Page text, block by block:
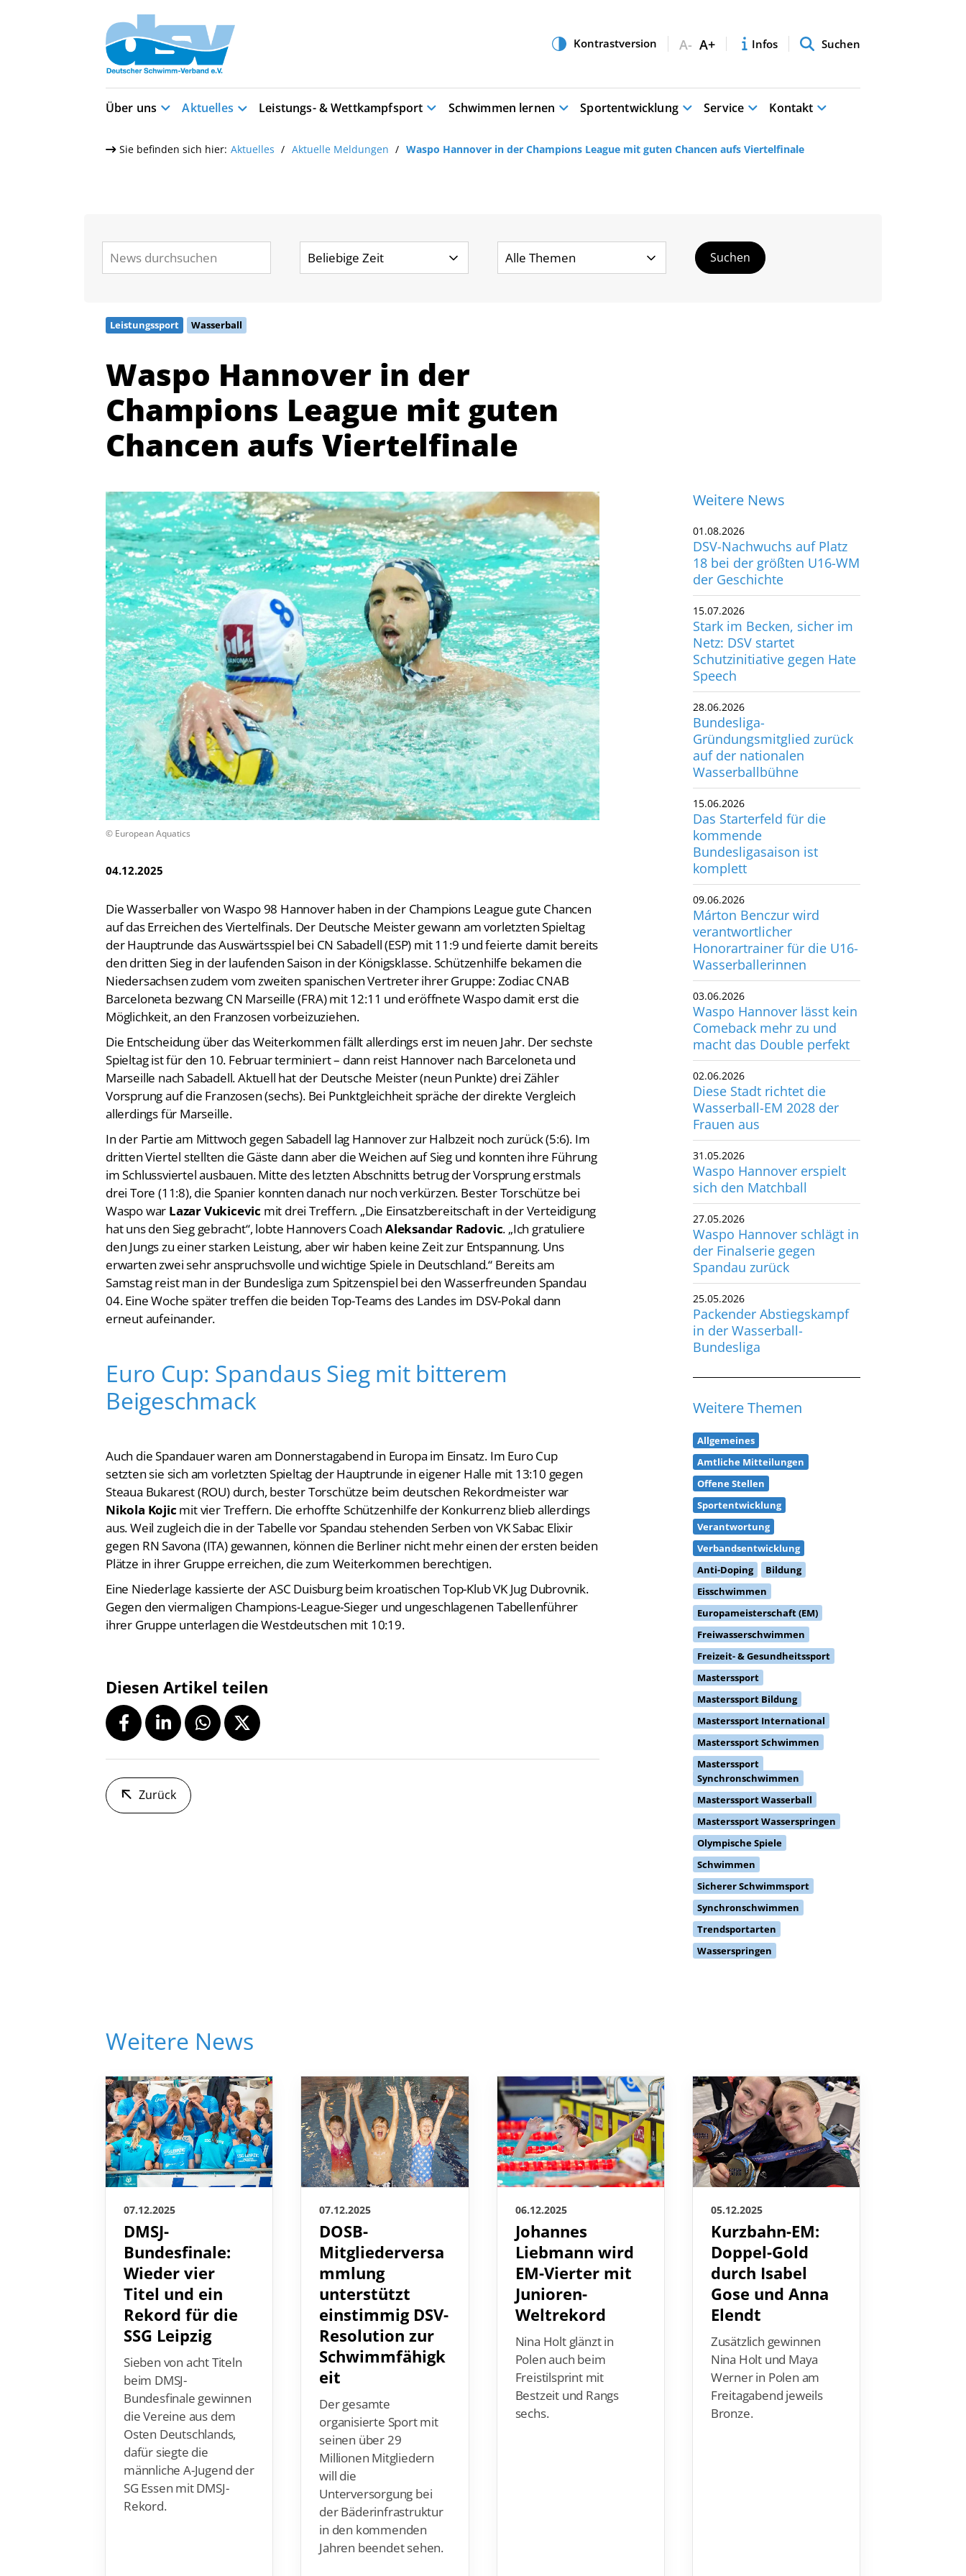
A- A+ Infos Suchen
Über uns Aktuelles Leistungs- & Wettkampfsport Schwimmen lernen Sportentwicklung Service Kontakt
Sie befinden sich hier: Aktuelles Aktuelle Meldungen Waspo Hannover in der Champions League mit guten Chancen aufs Viertelfinale
Leistungssport Wasserball
Waspo Hannover in der
Champions League mit guten
Chancen aufs Viertelfinale
© European Aquatics
04.12.2025
Die Wasserballer von Waspo 98 Hannover haben in der Champions League gute Chancen
auf das Erreichen des Viertelfinals. Der Deutsche Meister gewann am vorletzten Spieltag
der Hauptrunde das Auswärtsspiel bei CN Sabadell (ESP) mit 11:9 und feierte damit bereits
den dritten Sieg in der laufenden Saison in der Königsklasse. Schützenhilfe bekamen die
Niedersachsen zudem vom zweiten spanischen Vertreter ihrer Gruppe: Zodiac CNAB
Barceloneta bezwang CN Marseille (FRA) mit 12:11 und eröffnete Waspo damit erst die
Möglichkeit, an den Franzosen vorbeizuziehen.
Die Entscheidung über das Weiterkommen fällt allerdings erst im neuen Jahr. Der sechste
Spieltag ist für den 10. Februar terminiert – dann reist Hannover nach Barceloneta und
Marseille nach Sabadell. Aktuell hat der Deutsche Meister (neun Punkte) drei Zähler
Vorsprung auf die Franzosen (sechs). Bei Punktgleichheit spräche der direkte Vergleich
allerdings für Marseille.
In der Partie am Mittwoch gegen Sabadell lag Hannover zur Halbzeit noch zurück (5:6). Im
dritten Viertel stellten die Gäste dann aber die Weichen auf Sieg und konnten ihre Führung
im Schlussviertel ausbauen. Mitte des letzten Abschnitts betrug der Vorsprung erstmals
drei Tore (11:8), die Spanier konnten danach nur noch verkürzen. Bester Torschütze bei
Waspo war Lazar Vukicevic mit drei Treffern. „Die Einsatzbereitschaft in der Verteidigung
hat uns den Sieg gebracht“, lobte Hannovers Coach Aleksandar Radovic. „Ich gratuliere
den Jungs zu einer starken Leistung, aber wir haben keine Zeit zur Entspannung. Uns
erwarten zwei sehr anspruchsvolle und wichtige Spiele in Deutschland.“ Bereits am
Samstag reist man in der Bundesliga zum Spitzenspiel bei den Wasserfreunden Spandau
04. Eine Woche später treffen die beiden Top-Teams des Landes im DSV-Pokal dann
erneut aufeinander.
Euro Cup: Spandaus Sieg mit bitterem
Beigeschmack
Auch die Spandauer waren am Donnerstagabend in Europa im Einsatz. Im Euro Cup
setzten sie sich am vorletzten Spieltag der Hauptrunde in eigener Halle mit 13:10 gegen
Steaua Bukarest (ROU) durch, bester Torschütze beim deutschen Rekordmeister war
Nikola Kojic mit vier Treffern. Die erhoffte Schützenhilfe der Konkurrenz blieb allerdings
aus. Weil zugleich die in der Tabelle vor Spandau stehenden Serben von VK Sabac Elixir
gegen RN Savona (ITA) gewannen, können die Berliner nicht mehr einen der ersten beiden
Plätze in ihrer Gruppe erreichen, die zum Weiterkommen berechtigen.
Eine Niederlage kassierte der ASC Duisburg beim kroatischen Top-Klub VK Jug Dubrovnik.
Gegen den viermaligen Champions-League-Sieger und ungeschlagenen Tabellenführer
ihrer Gruppe unterlagen die Westdeutschen mit 10:19.
Diesen Artikel teilen
Zurück
Weitere News
01.08.2026
DSV-Nachwuchs auf Platz
18 bei der größten U16-WM
der Geschichte
15.07.2026
Stark im Becken, sicher im
Netz: DSV startet
Schutzinitiative gegen Hate
Speech
28.06.2026
Bundesliga-
Gründungsmitglied zurück
auf der nationalen
Wasserballbühne
15.06.2026
Das Starterfeld für die
kommende
Bundesligasaison ist
komplett
09.06.2026
Márton Benczur wird
verantwortlicher
Honorartrainer für die U16-
Wasserballerinnen
03.06.2026
Waspo Hannover lässt kein
Comeback mehr zu und
macht das Double perfekt
02.06.2026
Diese Stadt richtet die
Wasserball-EM 2028 der
Frauen aus
31.05.2026
Waspo Hannover erspielt
sich den Matchball
27.05.2026
Waspo Hannover schlägt in
der Finalserie gegen
Spandau zurück
25.05.2026
Packender Abstiegskampf
in der Wasserball-
Bundesliga
Weitere Themen
Allgemeines
Amtliche Mitteilungen
Offene Stellen
Sportentwicklung
Verantwortung
Verbandsentwicklung
Anti-Doping
Bildung
Eisschwimmen
Europameisterschaft (EM)
Freiwasserschwimmen
Freizeit- & Gesundheitssport
Masterssport
Masterssport Bildung
Masterssport International
Masterssport Schwimmen
Masterssport
Synchronschwimmen
Masterssport Wasserball
Masterssport Wasserspringen
Olympische Spiele
Schwimmen
Sicherer Schwimmsport
Synchronschwimmen
Trendsportarten
Wasserspringen
Weitere News
07.12.2025
DMSJ-
Bundesfinale:
Wieder vier
Titel und ein
Rekord für die
SSG Leipzig
Sieben von acht Titeln
beim DMSJ-
Bundesfinale gewinnen
die Vereine aus dem
Osten Deutschlands,
dafür siegte die
männliche A-Jugend der
SG Essen mit DMSJ-
Rekord.
07.12.2025
DOSB-
Mitgliederversa
mmlung
unterstützt
einstimmig DSV-
Resolution zur
Schwimmfähigk
eit
Der gesamte
organisierte Sport mit
seinen über 29
Millionen Mitgliedern
will die
Unterversorgung bei
der Bäderinfrastruktur
in den kommenden
Jahren beendet sehen.
06.12.2025
Johannes
Liebmann wird
EM-Vierter mit
Junioren-
Weltrekord
Nina Holt glänzt in
Polen auch beim
Freistilsprint mit
Bestzeit und Rangs
sechs.
05.12.2025
Kurzbahn-EM:
Doppel-Gold
durch Isabel
Gose und Anna
Elendt
Zusätzlich gewinnen
Nina Holt und Maya
Werner in Polen am
Freitagabend jeweils
Bronze.
Quicklinks
Vereinsfinder
Lizenzwesen
Zentrale Hinweisstelle
Anti-Doping
Recht auf sicheren Schwimmsport
Abteilungen
Schwimmen
Freiwasserschwimmen
Wasserspringen
Wasserball
Synchronschwimmen
Masterssport
Deutscher Schwimm-Verband e.V.
Korbacher Straße 93
D-34132 Kassel
Fax: +49 561 94083-15
info@dsv.de